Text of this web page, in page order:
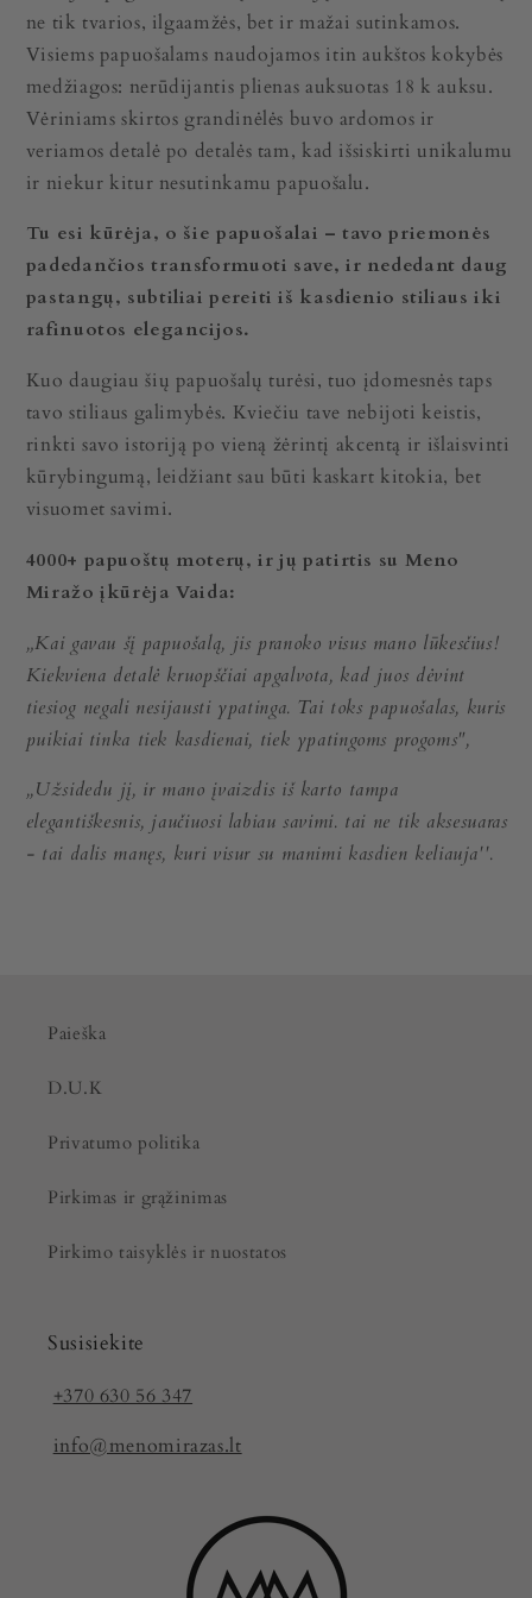
ne tik tvarios, ilgaamžės, bet ir mažai sutinkamos.
Visiems papuošalams naudojamos itin aukštos kokybės
medžiagos: nerūdijantis plienas auksuotas 18 k auksu.
Vėriniams skirtos grandinėlės buvo ardomos ir
veriamos detalė po detalės tam, kad išsiskirti unikalumu
ir niekur kitur nesutinkamu papuošalu.
Tu esi kūrėja, o šie papuošalai – tavo priemonės
padedančios transformuoti save, ir nededant daug
pastangų, subtiliai pereiti iš kasdienio stiliaus iki
rafinuotos elegancijos.
Kuo daugiau šių papuošalų turėsi, tuo įdomesnės taps
tavo stiliaus galimybės. Kviečiu tave nebijoti keistis,
rinkti savo istoriją po vieną žėrintį akcentą ir išlaisvinti
kūrybingumą, leidžiant sau būti kaskart kitokia, bet
visuomet savimi.
4000+ papuoštų moterų, ir jų patirtis su Meno
Miražo įkūrėja Vaida:
„Kai gavau šį papuošalą, jis pranoko visus mano lūkesčius!
Kiekviena detalė kruopščiai apgalvota, kad juos dėvint
tiesiog negali nesijausti ypatinga. Tai toks papuošalas, kuris
puikiai tinka tiek kasdienai, tiek ypatingoms progoms",
,,Užsidedu jį, ir mano įvaizdis iš karto tampa
elegantiškesnis, jaučiuosi labiau savimi. tai ne tik aksesuaras
- tai dalis manęs, kuri visur su manimi kasdien keliauja''.
Paieška
D.U.K
Privatumo politika
Pirkimas ir grąžinimas
Pirkimo taisyklės ir nuostatos
Susisiekite
+370 630 56 347
info@menomirazas.lt